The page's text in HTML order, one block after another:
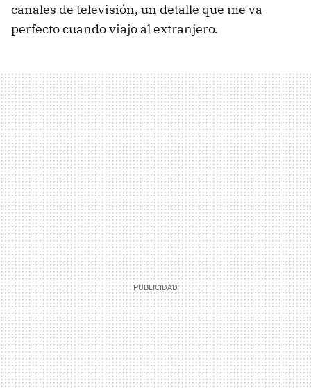
canales de televisión, un detalle que me va
perfecto cuando viajo al extranjero.